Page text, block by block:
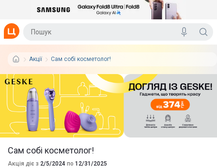
Aкції Сам собі косметолог!
Сам собі косметолог!
Акція діє з 2/5/2024 по 12/31/2025